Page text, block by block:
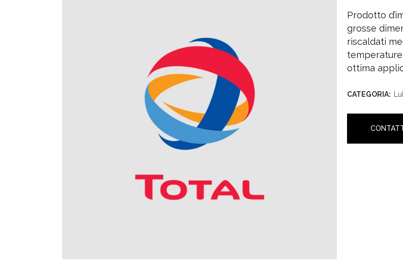
Prodotto
grosse
riscaldati
temperature
ottima
CATEGORIA: